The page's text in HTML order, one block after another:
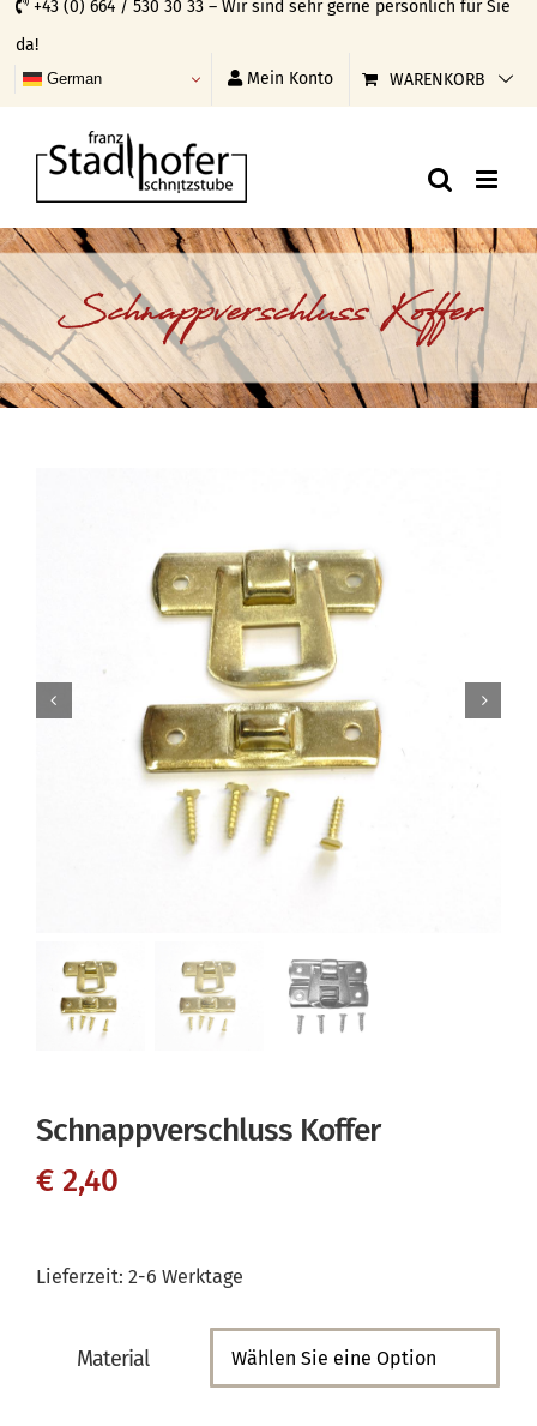
Skip
to
content
+43 (0) 664 / 530 30 33 – Wir sind sehr gerne persönlich für Sie
da!
German Mein Konto WARENKORB
Schnappverschluss Koffer
Schnappverschluss Koffer
€ 2,40
Lieferzeit: 2-6 Werktage
Material